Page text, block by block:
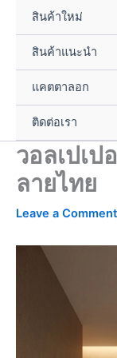
content
สินค้าใหม่
สินค้าแนะนำ
แคตตาลอก
ติดต่อเรา
วอลเปเป
ลายไทย
Leave a Comment